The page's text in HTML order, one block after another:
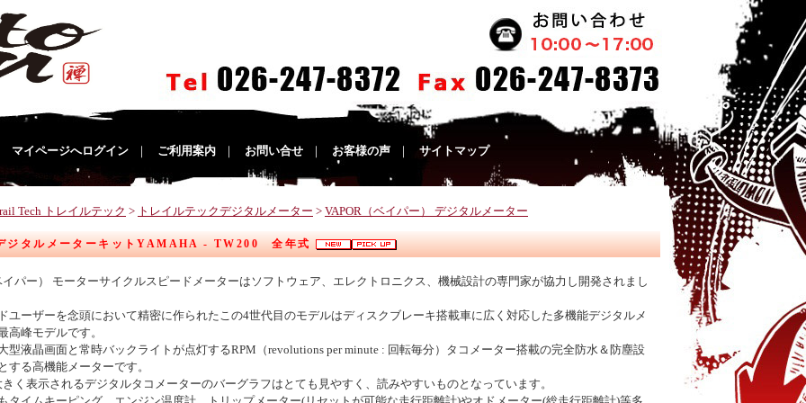
マイページへログイン ご利用案内 お問い合せ お客様の声 サイトマップ
Tech トレイルテック > トレイルテックデジタルメーター > VAPOR（ベイパー） デジタルメーター
ジタルメーターキットYAMAHA - TW200 全年式
イパー） モーターサイクルスピードメーターはソフトウェア、エレクトロニクス、機械設計の専門家が協力し開発されまし
ユーザーを念頭において精密に作られたこの4世代目のモデルはディスクブレーキ搭載車に広く対応した多機能デジタルメ
高峰モデルです。
型液晶画面と常時バックライトが点灯するRPM（revolutions per minute : 回転毎分）タコメーター搭載の完全防水＆防塵設
する高機能メーターです。
きく表示されるデジタルタコメーターのバーグラフはとても見やすく、読みやすいものとなっています。